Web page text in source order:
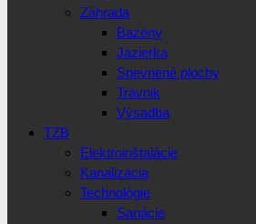
Záhrada
Bazény
Jazierka
Spevnené plochy
Trávnik
Výsadba
TZB
Elektroinštalácie
Kanalizácia
Technológie
Sanácie